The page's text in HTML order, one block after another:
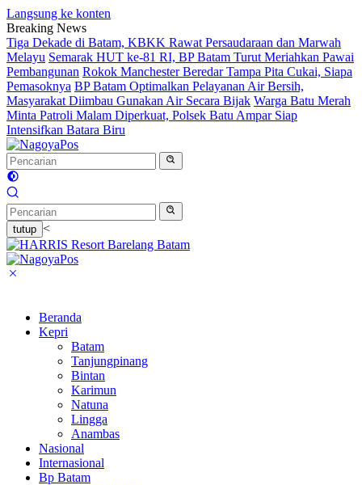
Langsung ke konten
Breaking News
Tiga Dekade di Batam, KBKK Rawat Persaudaraan dan Marwah
Melayu Semarak HUT ke-81 RI, BP Batam Turut Meriahkan Pawai
Pembangunan Rokok Manchester Beredar Tampa Pita Cukai, Siapa
Pemasoknya BP Batam Optimalkan Pelayanan Air Bersih,
Masyarakat Diimbau Gunakan Air Secara Bijak Warga Batu Merah
Minta Patroli Malam Diperkuat, Polsek Batu Ampar Siap
Intensifkan Batara Biru
tutup <
Beranda
Kepri
Batam
Tanjungpinang
Bintan
Karimun
Natuna
Lingga
Anambas
Nasional
Internasional
Bp Batam